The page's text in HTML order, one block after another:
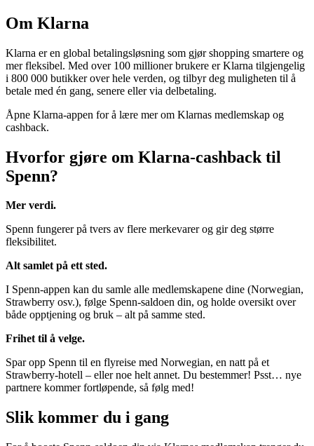
Om Klarna
Klarna er en global betalingsløsning som gjør shopping smartere og
mer fleksibel. Med over 100 millioner brukere er Klarna tilgjengelig
i 800 000 butikker over hele verden, og tilbyr deg muligheten til å
betale med én gang, senere eller via delbetaling.
Åpne Klarna-appen for å lære mer om Klarnas medlemskap og
cashback.
Hvorfor gjøre om Klarna-cashback til
Spenn?
Mer verdi.
Spenn fungerer på tvers av flere merkevarer og gir deg større
fleksibilitet.
Alt samlet på ett sted.
I Spenn-appen kan du samle alle medlemskapene dine (Norwegian,
Strawberry osv.), følge Spenn-saldoen din, og holde oversikt over
både opptjening og bruk – alt på samme sted.
Frihet til å velge.
Spar opp Spenn til en flyreise med Norwegian, en natt på et
Strawberry-hotell – eller noe helt annet. Du bestemmer! Psst… nye
partnere kommer fortløpende, så følg med!
Slik kommer du i gang